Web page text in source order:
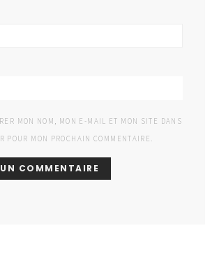
MON NOM, MON E-MAIL ET MON SITE DANS
POUR MON PROCHAIN COMMENTAIRE.